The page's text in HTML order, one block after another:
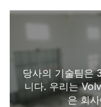
당사의 기술팀은
니다. 우리는
은 회